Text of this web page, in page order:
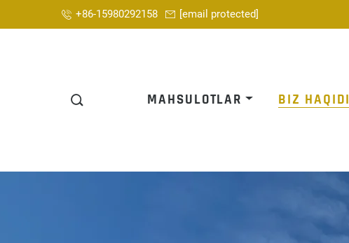
+86-15980292158 [email protected]
MAHSULOTLAR BIZ